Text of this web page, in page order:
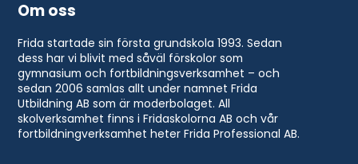
Om oss
Frida startade sin första grundskola 1993. Sedan
dess har vi blivit med såväl förskolor som
gymnasium och fortbildningsverksamhet – och
sedan 2006 samlas allt under namnet Frida
Utbildning AB som är moderbolaget. All
skolverksamhet finns i Fridaskolorna AB och vår
fortbildningverksamhet heter Frida Professional AB.